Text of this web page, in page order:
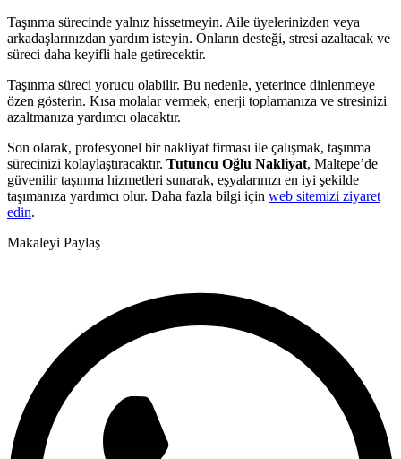
Taşınma sürecinde yalnız hissetmeyin. Aile üyelerinizden veya
arkadaşlarınızdan yardım isteyin. Onların desteği, stresi azaltacak ve
süreci daha keyifli hale getirecektir.
Taşınma süreci yorucu olabilir. Bu nedenle, yeterince dinlenmeye
özen gösterin. Kısa molalar vermek, enerji toplamanıza ve stresinizi
azaltmanıza yardımcı olacaktır.
Son olarak, profesyonel bir nakliyat firması ile çalışmak, taşınma
sürecinizi kolaylaştıracaktır. Tutuncu Oğlu Nakliyat, Maltepe’de
güvenilir taşınma hizmetleri sunarak, eşyalarınızı en iyi şekilde
taşımanıza yardımcı olur. Daha fazla bilgi için web sitemizi ziyaret
edin.
Makaleyi Paylaş